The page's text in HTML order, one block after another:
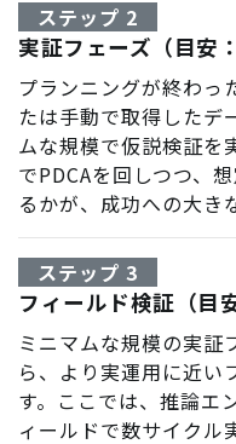
ステップ 2
実証フェーズ（目安
プランニングが終わっ
たは手動で取得したデ
ムな規模で仮説検証を
でPDCAを回しつつ、
るかが、成功への大き
ステップ 3
フィールド検証（目
ミニマムな規模の実証
ら、より実運用に近い
す。ここでは、推論エ
ィールドで数サイクル